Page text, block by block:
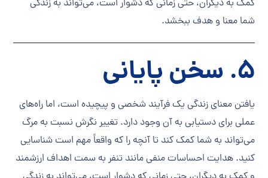
کمک به دیگران، حتی زمانی که دشوار است، می‌تواند به زندگی
شما معنا و هدف ببخشد.
5. سخن پایانی
یافتن معنای زندگی یک فرآیند شخصی و پیچیده است، اما راه‌های
عملی برای دستیابی به آن وجود دارد. تغییر نگرش نسبت به مرگ
می‌تواند به شما کمک کند تا آنچه را که واقعاً مهم است شناسایی
کنید. هدایت احساسات منفی مانند تنفر به سمت اهداف ارزشمند